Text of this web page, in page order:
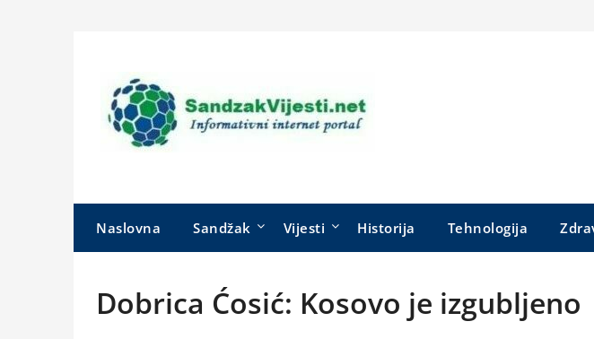
Naslovna Sandžak Vijesti Historija Tehnologija
Dobrica Ćosić: Kosovo je izgubljeno